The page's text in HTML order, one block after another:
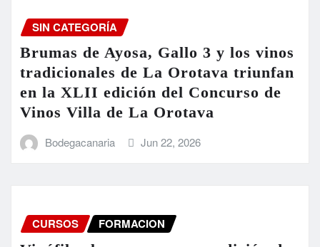
SIN CATEGORÍA
Brumas de Ayosa, Gallo 3 y los vinos
tradicionales de La Orotava triunfan
en la XLII edición del Concurso de
Vinos Villa de La Orotava
Bodegacanaria Jun 22, 2026
CURSOS FORMACION